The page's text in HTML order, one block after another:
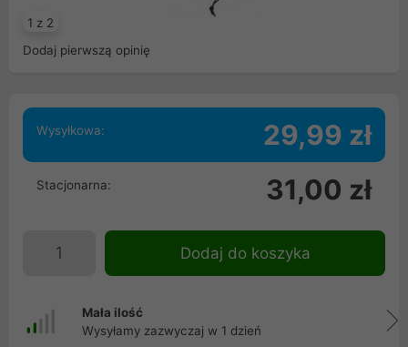
1 z 2
Dodaj pierwszą opinię
Wysyłkowa: 29,99 zł
Stacjonarna: 31,00 zł
Dodaj do koszyka
Mała ilość
Wysyłamy zazwyczaj w 1 dzień